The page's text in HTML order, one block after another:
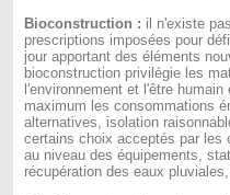
Bioconstruction : il n'existe
prescriptions imposées pour
jour apportant des éléments
bioconstruction privilégie les
l'environnement et l'être
maximum les consommations
alternatives, isolation
certains choix acceptés par les
au niveau des équipements,
récupération des eaux